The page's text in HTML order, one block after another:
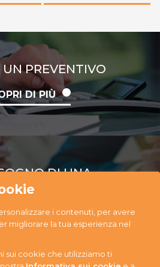
UN PREVENTIVO
DI PIÙ
DI UNA
DI PIÙi contenuti, per avere
migliorare la tua esperienza nel
sui cookie che utilizziamo ti